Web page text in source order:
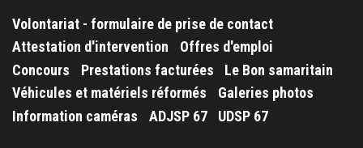
Volontariat - formulaire de prise de contact
Attestation d'intervention
Offres d'emploi
Concours
Prestations facturées
Le Bon samaritain
Véhicules et matériels réformés
Galeries photos
Information caméras
ADJSP 67 UDSP 67